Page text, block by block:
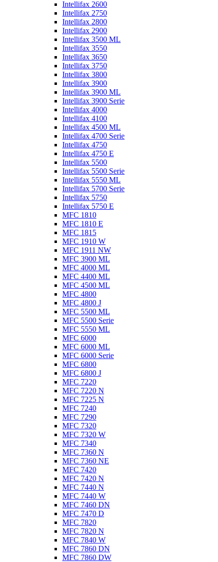
Intellifax 2600
Intellifax 2750
Intellifax 2800
Intellifax 2900
Intellifax 3500 ML
Intellifax 3550
Intellifax 3650
Intellifax 3750
Intellifax 3800
Intellifax 3900
Intellifax 3900 ML
Intellifax 3900 Serie
Intellifax 4000
Intellifax 4100
Intellifax 4500 ML
Intellifax 4700 Serie
Intellifax 4750
Intellifax 4750 E
Intellifax 5500
Intellifax 5500 Serie
Intellifax 5550 ML
Intellifax 5700 Serie
Intellifax 5750
Intellifax 5750 E
MFC 1810
MFC 1810 E
MFC 1815
MFC 1910 W
MFC 1911 NW
MFC 3900 ML
MFC 4000 ML
MFC 4400 ML
MFC 4500 ML
MFC 4800
MFC 4800 J
MFC 5500 ML
MFC 5500 Serie
MFC 5550 ML
MFC 6000
MFC 6000 ML
MFC 6000 Serie
MFC 6800
MFC 6800 J
MFC 7220
MFC 7220 N
MFC 7225 N
MFC 7240
MFC 7290
MFC 7320
MFC 7320 W
MFC 7340
MFC 7360 N
MFC 7360 NE
MFC 7420
MFC 7420 N
MFC 7440 N
MFC 7440 W
MFC 7460 DN
MFC 7470 D
MFC 7820
MFC 7820 N
MFC 7840 W
MFC 7860 DN
MFC 7860 DW